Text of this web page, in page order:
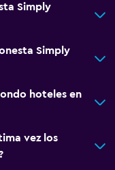
Simply
Simply
hoteles en
vez los